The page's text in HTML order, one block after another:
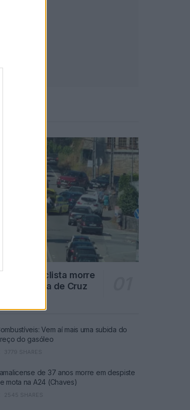
Motociclista morre
na freguesia de Cruz
Vem aí mais uma subida do
do gasóleo
3779 SHARES
de 37 anos morre em despiste
mota na A24 (Chaves)
2545 SHARES